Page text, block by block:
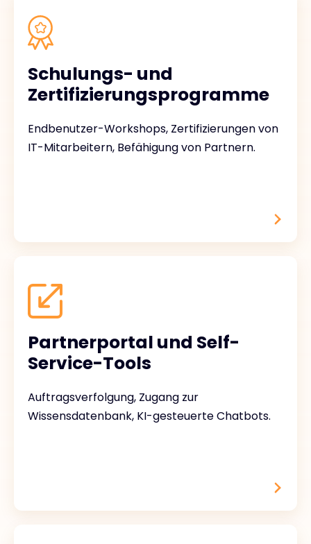
Schulungs- und
Zertifizierungsprogramme
Endbenutzer-Workshops, Zertifizierungen von
IT-Mitarbeitern, Befähigung von Partnern.
Partnerportal und Self-
Service-Tools
Auftragsverfolgung, Zugang zur
Wissensdatenbank, KI-gesteuerte Chatbots.